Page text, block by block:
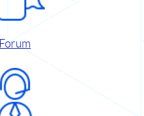
Forum